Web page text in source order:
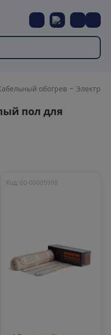
обогрев
пол для
Код: 00-00005998